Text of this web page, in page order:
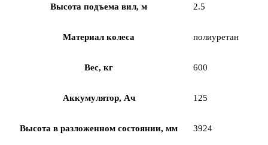
Высота подъема вил, м 2.5
Материал колеса полиуретан
Вес, кг 600
Аккумулятор, Ач 125
Высота в разложенном состоянии, мм 3924